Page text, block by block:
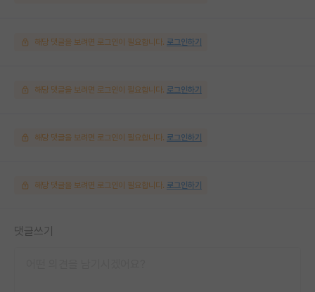
해당 댓글을 보려면 로그인이 필요합니다. 로그인하기
해당 댓글을 보려면 로그인이 필요합니다. 로그인하기
해당 댓글을 보려면 로그인이 필요합니다. 로그인하기
해당 댓글을 보려면 로그인이 필요합니다. 로그인하기
댓글쓰기